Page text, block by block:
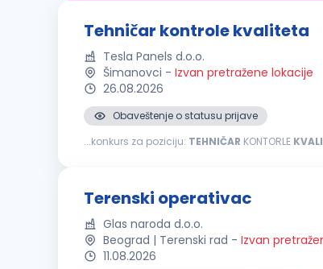
Tehničar kontrole kvaliteta
Tesla Panels d.o.o.
Šimanovci - Izvan pretražene lokacije
26.08.2026
Obaveštenje o statusu prijave
...konkurs za poziciju: TEHNIČAR KONTORLE
Terenski operativac
Glas naroda d.o.o.
Beograd | Terenski rad - Izvan
11.08.2026